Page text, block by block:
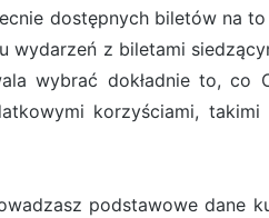
dostępnych biletów na
wydarzeń z biletami
wybrać dokładnie to,
korzyściami,
podstawowe dane